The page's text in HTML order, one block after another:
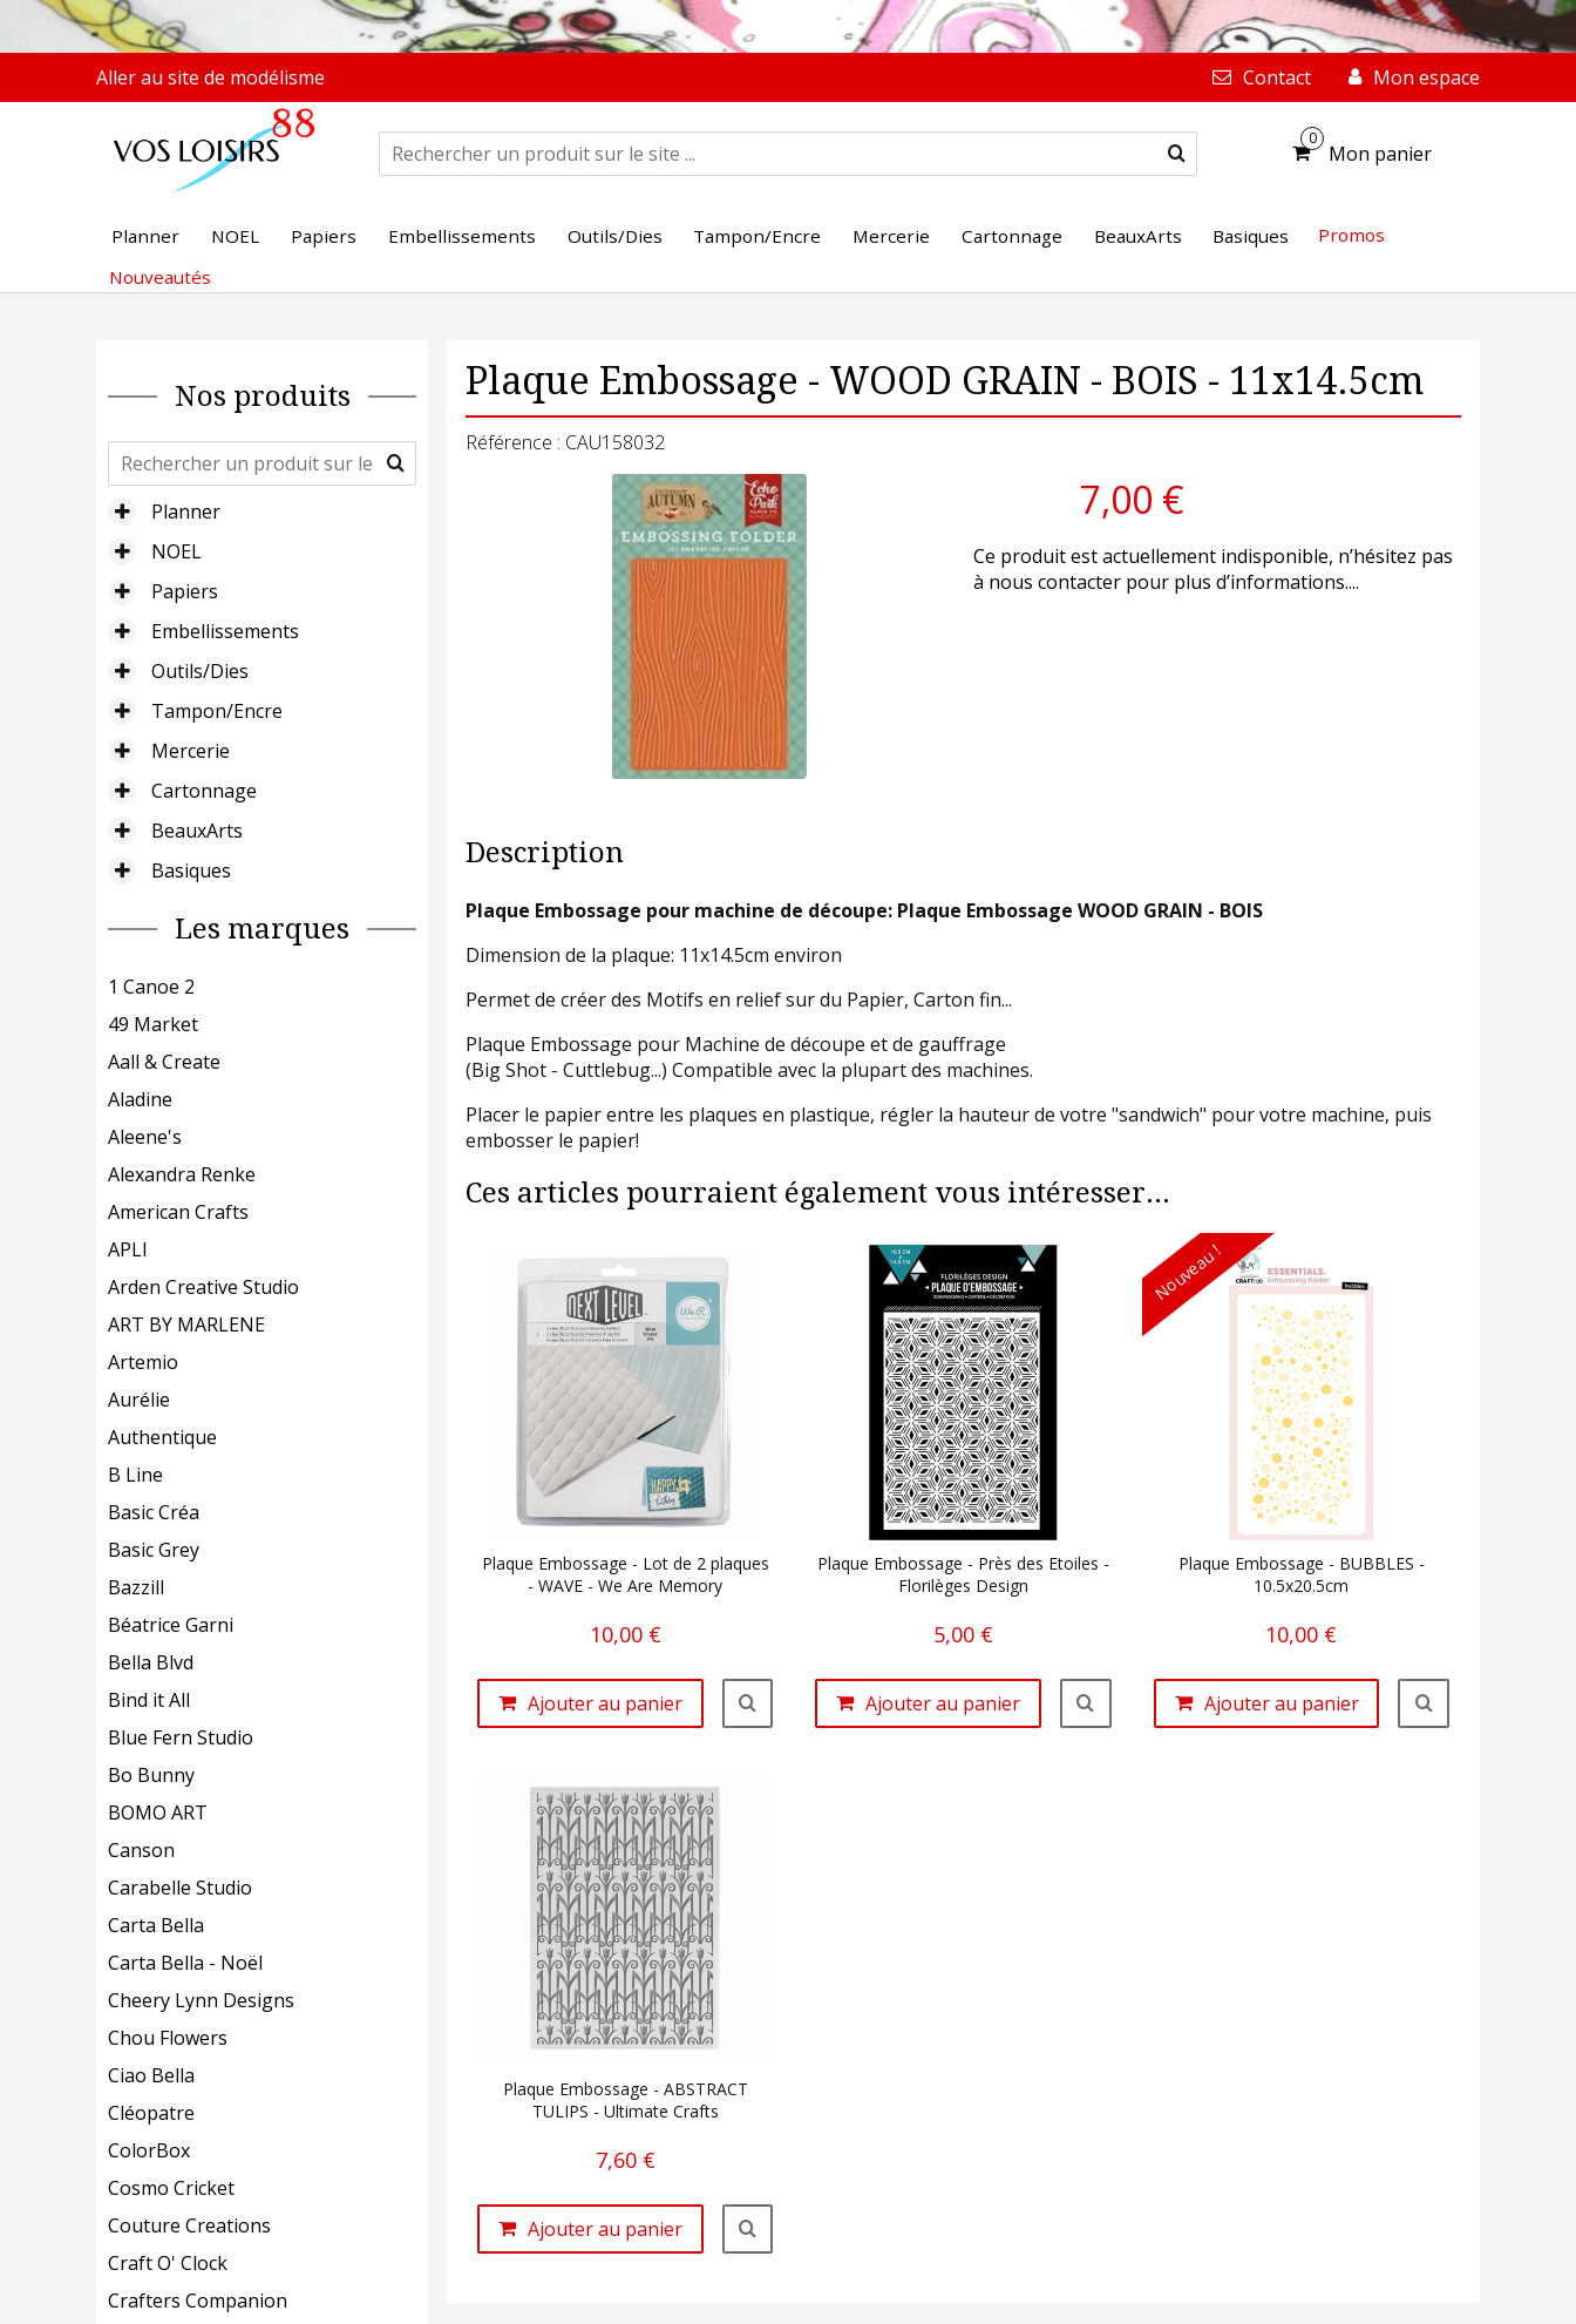
Aller au site de modélisme Contact Mon espace
0
Mon panier
Planner NOEL Papiers Embellissements Outils/Dies Tampon/Encre Mercerie Cartonnage BeauxArts Basiques
Promos
Nouveautés
Nos produits
Planner
NOEL
Papiers
Embellissements
Outils/Dies
Tampon/Encre
Mercerie
Cartonnage
BeauxArts
Basiques
Les marques
1 Canoe 2
49 Market
Aall & Create
Aladine
Aleene's
Alexandra Renke
American Crafts
APLI
Arden Creative Studio
ART BY MARLENE
Artemio
Aurélie
Authentique
B Line
Basic Créa
Basic Grey
Bazzill
Béatrice Garni
Bella Blvd
Bind it All
Blue Fern Studio
Bo Bunny
BOMO ART
Canson
Carabelle Studio
Carta Bella
Carta Bella - Noël
Cheery Lynn Designs
Chou Flowers
Ciao Bella
Cléopatre
ColorBox
Cosmo Cricket
Couture Creations
Craft O' Clock
Crafters Companion
Plaque Embossage - WOOD GRAIN - BOIS - 11x14.5cm
Référence : CAU158032
7,00 €
Ce produit est actuellement indisponible, n’hésitez pas
à nous contacter pour plus d’informations....
Description
Plaque Embossage pour machine de découpe: Plaque Embossage WOOD GRAIN - BOIS
Dimension de la plaque: 11x14.5cm environ
Permet de créer des Motifs en relief sur du Papier, Carton fin...
Plaque Embossage pour Machine de découpe et de gauffrage
(Big Shot - Cuttlebug...) Compatible avec la plupart des machines.
Placer le papier entre les plaques en plastique, régler la hauteur de votre "sandwich" pour votre machine, puis
embosser le papier!
Ces articles pourraient également vous intéresser...
Plaque Embossage - Lot de 2 plaques
- WAVE - We Are Memory
10,00 €
Ajouter au panier
Plaque Embossage - Près des Etoiles -
Florilèges Design
5,00 €
Ajouter au panier
Nouveau !
Plaque Embossage - BUBBLES -
10.5x20.5cm
10,00 €
Ajouter au panier
Plaque Embossage - ABSTRACT
TULIPS - Ultimate Crafts
7,60 €
Ajouter au panier